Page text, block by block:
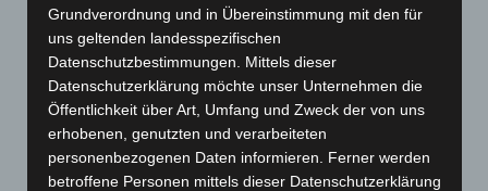
Das Altwickerteam begann vollkonzentriert und die
SG stellten den Vorjahresabsteiger immer wieder in
Angriff und Abwehr vor Probleme und übernahm,
für die Ehinger überraschend, die Führung. Der
Bruch kam in der 14. Spielminute, als David
Hinderhofer einen Freiwurf unglücklich in die
Grundverordnung und in Übereinstimmung mit den für
uns geltenden landesspezifischen
Datenschutzbestimmungen. Mittels dieser
Datenschutzerklärung möchte unser Unternehmen die
Öffentlichkeit über Art, Umfang und Zweck der von uns
erhobenen, genutzten und verarbeiteten
personenbezogenen Daten informieren. Ferner werden
betroffene Personen mittels dieser Datenschutzerklärung